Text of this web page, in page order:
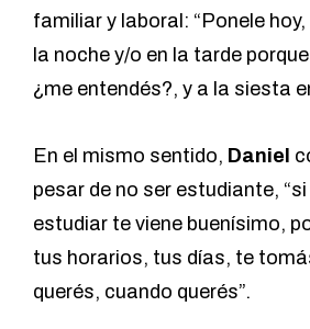
familiar y laboral: “Ponele
la noche y/o en la tarde
¿me entendés?, y a la siesta
En el mismo sentido, Daniel
pesar de no ser estudiante,
estudiar te viene buenísimo,
tus horarios, tus días, te
querés, cuando querés”.